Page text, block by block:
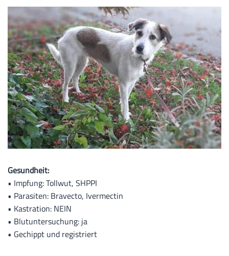
Gesundheit:
• Impfung: Tollwut, SHPPI
• Parasiten: Bravecto, Ivermectin
• Kastration: NEIN
• Blutuntersuchung: ja
• Gechippt und registriert